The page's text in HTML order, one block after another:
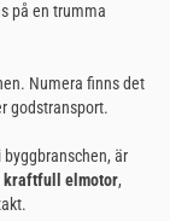
på en trumma
Numera finns det
godstransport.
är
kraftfull elmotor,